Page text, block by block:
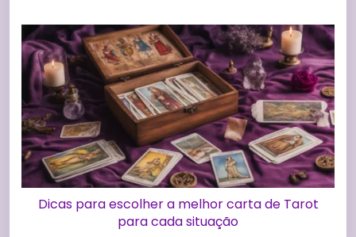
Dicas para escolher a melhor carta de Tarot
para cada situação